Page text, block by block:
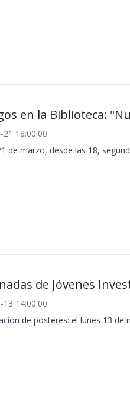
en la Biblioteca:
21 18:00:00
de marzo, desde las 18,
de Jóvenes
13 14:00:00
de pósteres: el lunes 13 de